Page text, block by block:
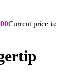
Current price is: